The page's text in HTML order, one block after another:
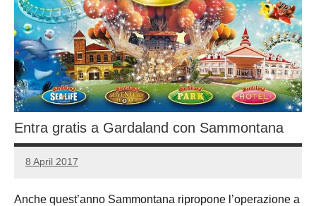
Entra gratis a Gardaland con Sammontana
8 April 2017
Luca
No
Anche quest’anno Sammontana ripropone l’operazione a